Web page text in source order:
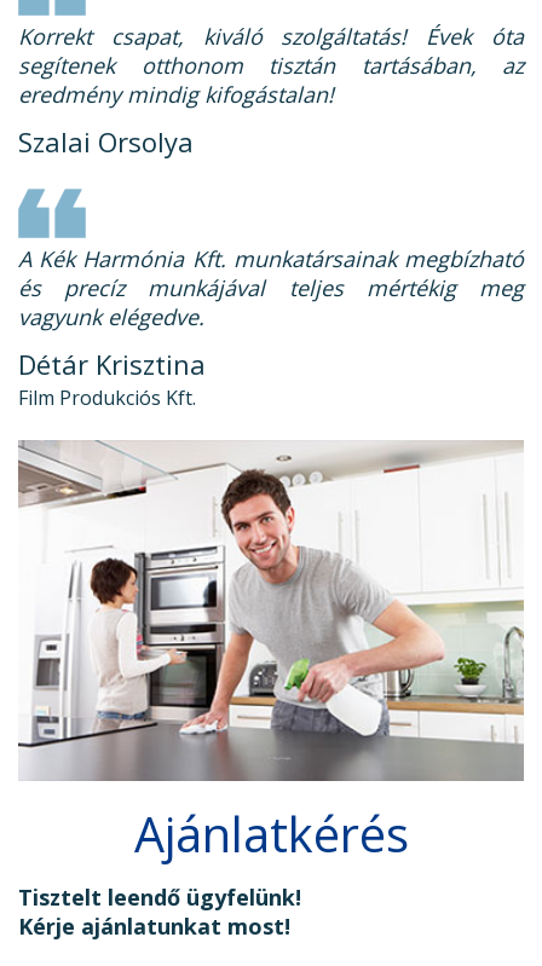
Korrekt csapat, kiváló szolgáltatás! Évek óta
segítenek otthonom tisztán tartásában, az
eredmény mindig kifogástalan!
Szalai Orsolya
A Kék Harmónia Kft. munkatársainak megbízható
és precíz munkájával teljes mértékig meg
vagyunk elégedve.
Détár Krisztina
Film Produkciós Kft.
Ajánlatkérés
Tisztelt leendő ügyfelünk!
Kérje ajánlatunkat most!